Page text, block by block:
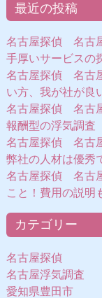
最近の投稿
名古屋探偵 名古
手厚いサービスの
名古屋探偵 名古
い方、我が社が良
名古屋探偵 名古
報酬型の浮気調査
名古屋探偵 名古
弊社の人材は優秀
名古屋探偵 名古
こと！費用の説明
カテゴリー
名古屋探偵
名古屋浮気調査
愛知県豊田市